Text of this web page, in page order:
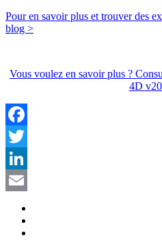
Pour en savoir plus et trouver des
blog >
Vous voulez en savoir plus ?
4D
Facebook
Twitter
LinkedIn